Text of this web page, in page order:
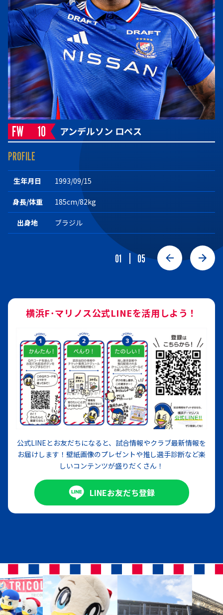
FW 10 アンデルソン ロペス
PROFILE
生年月日 1993/09/15
身長/体重 185cm/82kg
出身地 ブラジル
01 05
横浜F･マリノス公式LINEを活用しよう！
公式LINEとお友だちになると、試合情報やクラブ最新情報を
お届けします！壁紙画像のプレゼントや推し選手診断など楽
しいコンテンツが盛りだくさん！
LINEお友だち登録